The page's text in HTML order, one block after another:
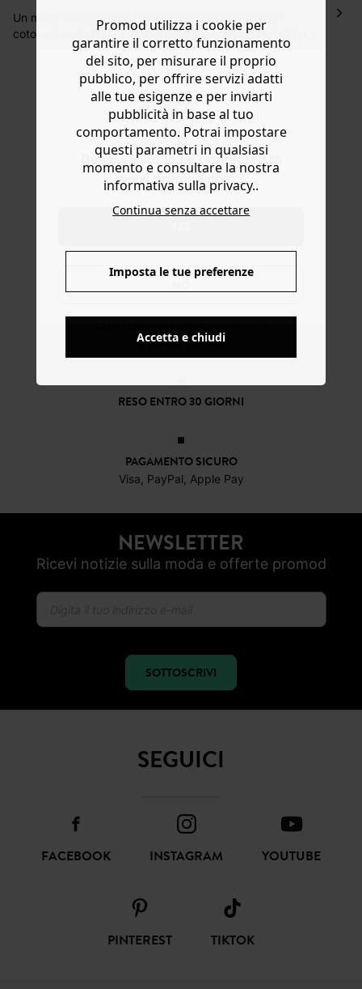
Do you want to be redirected to
www.promod.com ?
Hai 30 gg. per restituire o cambiare gli articoli a
decorrere dalla data dell’avvenuta ricezione.
Un must-have: questo trench corto in gabardina di
cotone è perfetto per le nostre vite iperattive! Ha tutti gli
elementi classici quali mostrine sulle spalle e cinturino ai
polsi, carré fronte/retro, doppio petto, cintura annodabile
e rimovibile. Linea dritta, colletto a revers, 2 tasche, parte
sopra foderata, rifinito con sbieco in raso. Spacco sul
retro. Contiene poliestere riciclato.
a partire da 50€
RESO ENTRO 30 GIORNI
PAGAMENTO SICURO
Visa, PayPal, Apple Pay
NEWSLETTER
Ricevi notizie sulla moda e offerte promod
SOTTOSCRIVI
SEGUICI
FACEBOOK INSTAGRAM YOUTUBE
PINTEREST TIKTOK
Promod utilizza i cookie per
garantire il corretto funzionamento
del sito, per misurare il proprio
pubblico, per offrire servizi adatti
alle tue esigenze e per inviarti
pubblicità in base al tuo
comportamento. Potrai impostare
questi parametri in qualsiasi
momento e consultare la nostra
informativa sulla privacy..
Continua senza accettare
Imposta le tue preferenze
Accetta e chiudi